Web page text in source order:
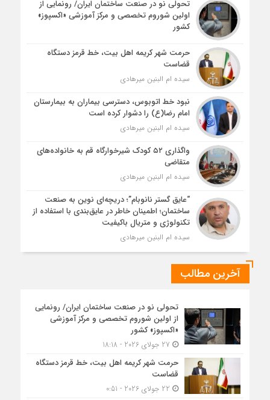
تحولی نو در صنعت ساختمان ایران/ رونمایی از
اولین شوروم تخصصی و مرکز آموزشی «اکسپوز»
کشور
حرمت شهر کریمه اهل بیت، خط قرمز دستگاه
قضاست
سیده ام البنین میرهادی
نبود خط اتوبوس، دسترسی بیماران به بیمارستان
امام رضا(ع) را دشوار کرده است
سیده ام البنین میرهادی
واگذاری ۵۲ کودک شیرخوارگاه قم به خانواده‌های
متقاضی
سیده ام البنین میرهادی
“عایق گستر نانوبام”؛ دریچه‌ای نوین به صنعت
ساختمان؛ اطمینان خاطر در عایق‌بندی با استفاده از
تکنولوژی و متریال باکیفیت
سیده ام البنین میرهادی
آخرین مطالب
تحولی نو در صنعت ساختمان ایران/ رونمایی
از اولین شوروم تخصصی و مرکز آموزشی
«اکسپوز» کشور
حرمت شهر کریمه اهل بیت، خط قرمز دستگاه
قضاست